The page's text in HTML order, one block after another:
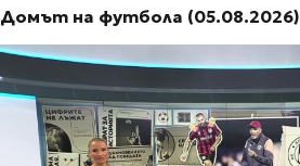
Домът на футбола (05.08.2026)